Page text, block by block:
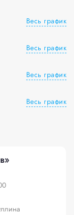
Весь график
Весь график
Весь график
Весь график